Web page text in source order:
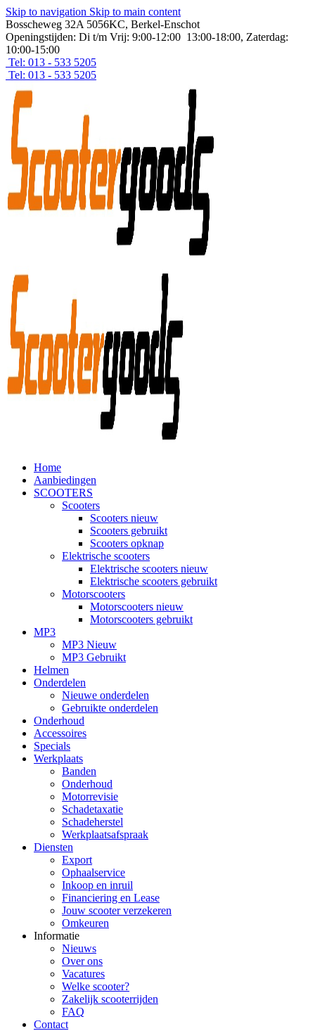
Skip to navigation Skip to main content
Bosscheweg 32A 5056KC, Berkel-Enschot
Openingstijden: Di t/m Vrij: 9:00-12:00 13:00-18:00, Zaterdag:
10:00-15:00
Tel: 013 - 533 5205
Tel: 013 - 533 5205
Home
Aanbiedingen
SCOOTERS
Scooters
Scooters nieuw
Scooters gebruikt
Scooters opknap
Elektrische scooters
Elektrische scooters nieuw
Elektrische scooters gebruikt
Motorscooters
Motorscooters nieuw
Motorscooters gebruikt
MP3
MP3 Nieuw
MP3 Gebruikt
Helmen
Onderdelen
Nieuwe onderdelen
Gebruikte onderdelen
Onderhoud
Accessoires
Specials
Werkplaats
Banden
Onderhoud
Motorrevisie
Schadetaxatie
Schadeherstel
Werkplaatsafspraak
Diensten
Export
Ophaalservice
Inkoop en inruil
Financiering en Lease
Jouw scooter verzekeren
Omkeuren
Informatie
Nieuws
Over ons
Vacatures
Welke scooter?
Zakelijk scooterrijden
FAQ
Contact